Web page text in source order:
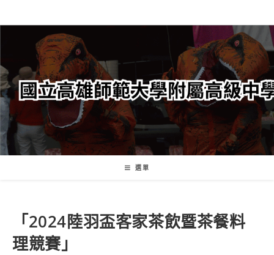
轉
要
內
容
選單
「2024陸羽盃客家茶飲暨茶餐料
理競賽」